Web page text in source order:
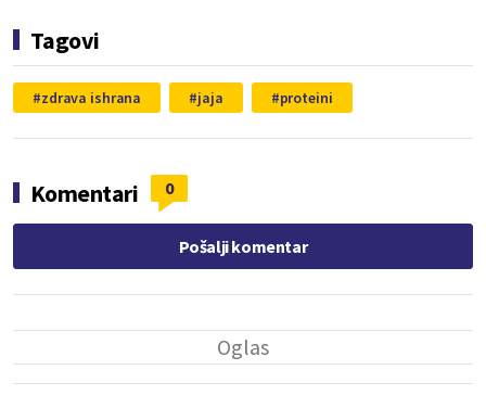
Tagovi
zdrava ishrana jaja proteini
Komentari 0
Pošalji komentar